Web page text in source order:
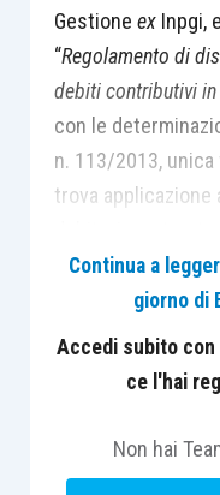
Gestione exInpgi,
“Regolamento di
debiti contributivi
con le
n. 113/2013,
trova applicazione
30 giugno 2022.
Le istanze di
pertanto,
tutte le
Gestioni
Continua a
giorno di
Accedi subito con
ce l'hai
Non hai